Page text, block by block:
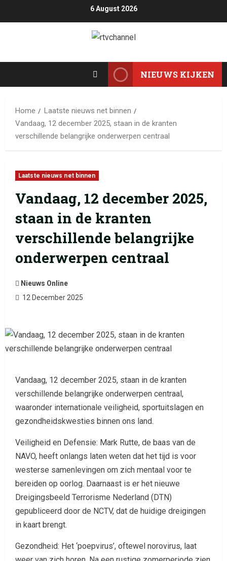
6 August 2026
NIEUWS KIJKEN
Home
Laatste nieuws net binnen
Vandaag, 12 december 2025, staan in de kranten
verschillende belangrijke onderwerpen centraal
Laatste nieuws net binnen
Vandaag, 12 december 2025,
staan in de kranten
verschillende belangrijke
onderwerpen centraal
Nieuws Online
12 December 2025
Vandaag, 12 december 2025, staan in de kranten
verschillende belangrijke onderwerpen centraal,
waaronder internationale veiligheid, sportuitslagen en
gezondheidskwesties binnen ons land.
Veiligheid en Defensie: Mark Rutte, de baas van de
NAVO, heeft onlangs laten weten dat het tijd is voor
westerse samenlevingen om zich mentaal voor te
bereiden op oorlog. Daarnaast is er het nieuwe
Dreigingsbeeld Terrorisme Nederland (DTN)
gepubliceerd door de NCTV, dat de huidige dreigingen
in kaart brengt.
Gezondheid: Het ‘poepvirus’, oftewel norovirus, laat